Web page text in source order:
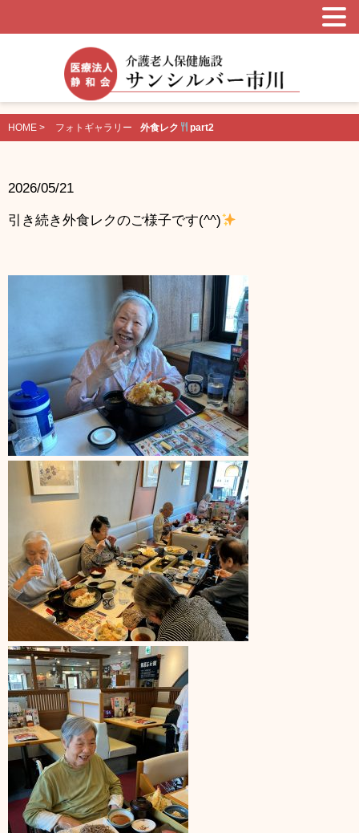
HOME > フォトギャラリー 外食レク part2
2026/05/21
引き続き外食レクのご様子です(^^)